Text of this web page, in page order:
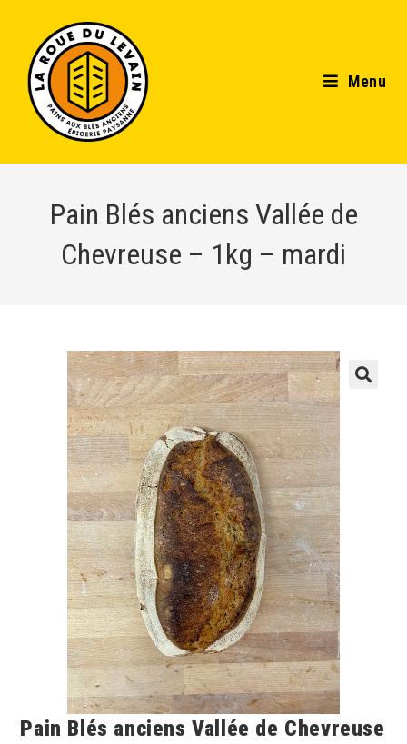
Menu
Pain Blés anciens Vallée de
Chevreuse – 1kg – mardi
Pain Blés anciens Vallée de Chevreuse